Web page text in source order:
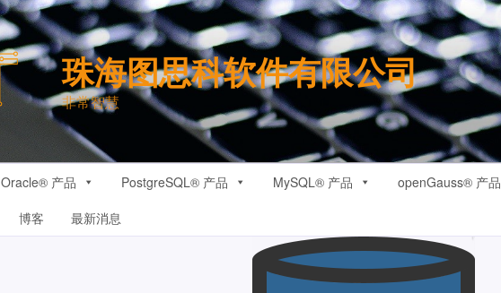
珠海图思科软件有限公司
非常智慧
Oracle® 产品 PostgreSQL® 产品 MySQL® 产品 openGauss® 产品
博客 最新消息